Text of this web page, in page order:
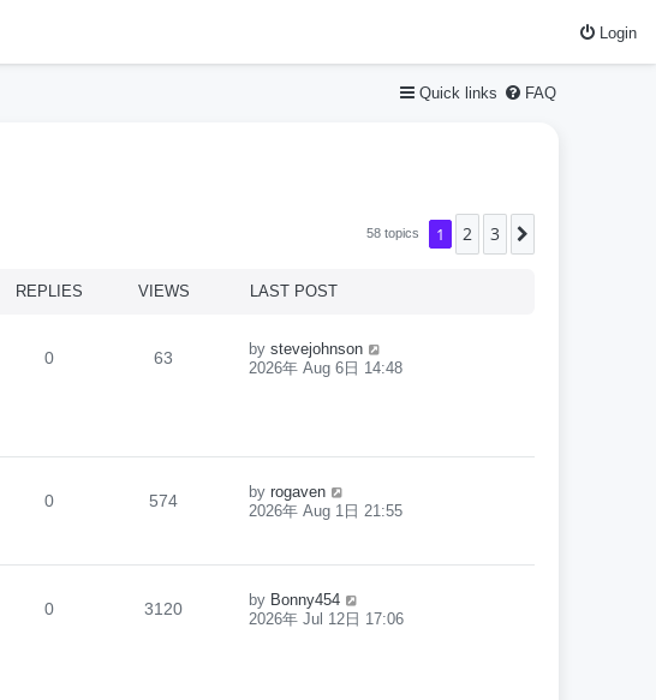
Login
Quick links FAQ
58 topics 1 2 3
REPLIES VIEWS LAST POST
0 63 by stevejohnson
2026年 Aug 6日 14:48
0 574 by rogaven
2026年 Aug 1日 21:55
0 3120 by Bonny454
2026年 Jul 12日 17:06